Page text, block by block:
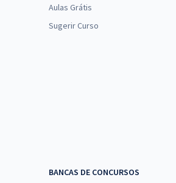
Aulas Grátis
Sugerir Curso
BANCAS DE CONCURSOS